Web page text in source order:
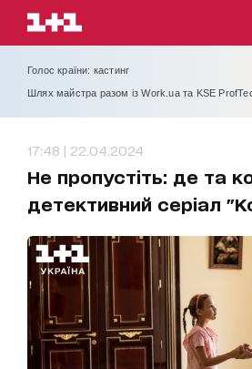
Голос країни: кастинг
Шлях майстра разом із Work.ua та KSE
17:48 | 22.04.2024
Не пропустіть: де та
детективний серіал